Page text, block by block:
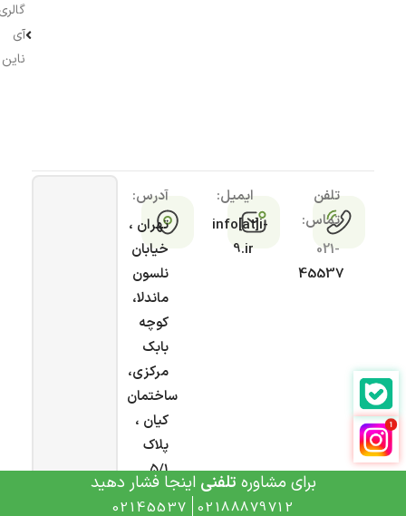
آی
ناین
تلفن
تماس:
021-
45537
ایمیل:
info[at]i-
9.ir
آدرس:
تهران ،
خیابان
نلسون
ماندلا،
کوچه
بابک
مرکزی،
ساختمان
کیان ،
پلاک
۵/۱
برای مشاوره تلفنی اینجا فشار دهید
02145537 02188879712